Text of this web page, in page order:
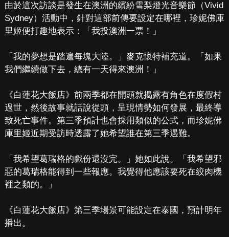
由於這次訪談是發生在澳洲的繽紛雪梨燈光音樂節（Vivid
Sydney）活動中，針對這部前傳要設定在哪裡，珍妮佛庫
里姬便打趣地表示：「我投澳洲一票！」
「我的夢想是踏遍每塊大陸。」麥克懷特補充道。「如果
我們繼續做下去，總有一天得來澳洲！」
《白蓮花大飯店》前兩季都在開頭就揭露有角色在度假村
過世，然後故事就話說從頭，呈現情勢如何發展，最終導
致死亡事件。第三季預計也會採用類似的公式，而珍妮佛
庫里姬近期受訪時透露了她希望誰在第三季遇難。
「我希望葛瑞格的戲份還沒完。」她如此說。「我希望邪
惡的葛瑞格能得到一些報應。我覺得他應該要死在絞肉機
裡之類的。」
《白蓮花大飯店》第三季場景可能設定在泰國，預計明年
播出。